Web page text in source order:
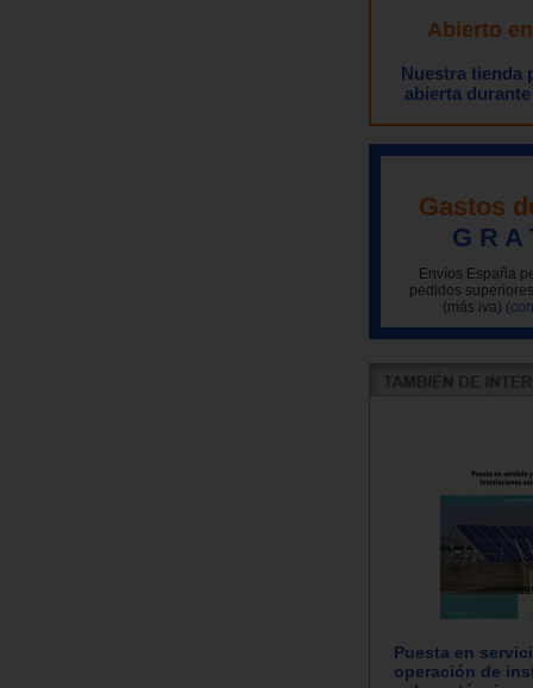
Abierto
Nuestra tienda
abierta
Gastos
G R A
Envíos España
pedidos
(más iva)
Puesta en
operación de